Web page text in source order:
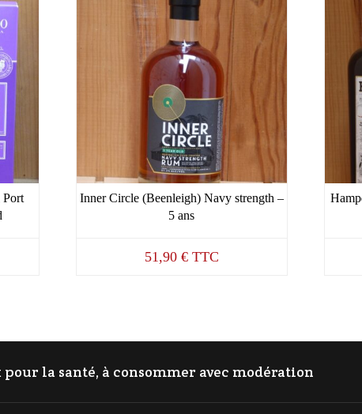
Port
Inner Circle (Beenleigh) Navy strength –
5 ans
51,90 € TTC
pour la santé, à consommer avec modération